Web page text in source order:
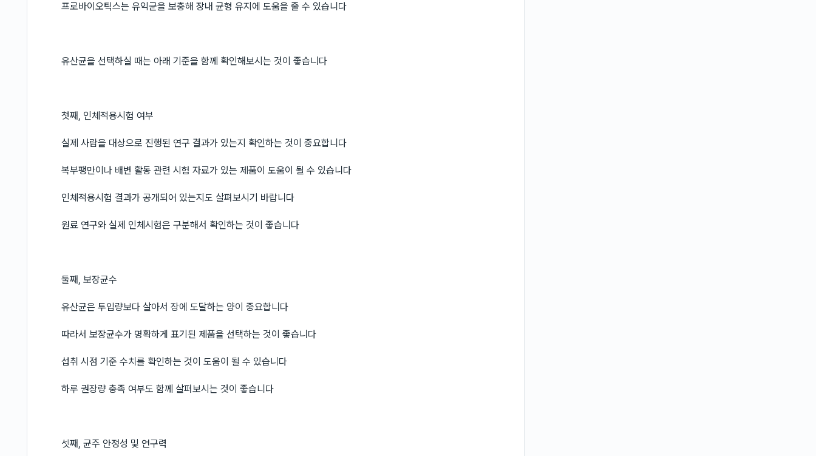
프로바이오틱스는 유익균을 보충해 장내 균형 유지에 도움을 줄 수 있습니다
유산균을 선택하실 때는 아래 기준을 함께 확인해보시는 것이 좋습니다
첫째, 인체적용시험 여부
실제 사람을 대상으로 진행된 연구 결과가 있는지 확인하는 것이 중요합니다
복부팽만이나 배변 활동 관련 시험 자료가 있는 제품이 도움이 될 수 있습니다
인체적용시험 결과가 공개되어 있는지도 살펴보시기 바랍니다
원료 연구와 실제 인체시험은 구분해서 확인하는 것이 좋습니다
둘째, 보장균수
유산균은 투입량보다 살아서 장에 도달하는 양이 중요합니다
따라서 보장균수가 명확하게 표기된 제품을 선택하는 것이 좋습니다
섭취 시점 기준 수치를 확인하는 것이 도움이 될 수 있습니다
하루 권장량 충족 여부도 함께 살펴보시는 것이 좋습니다
셋째, 균주 안정성 및 연구력